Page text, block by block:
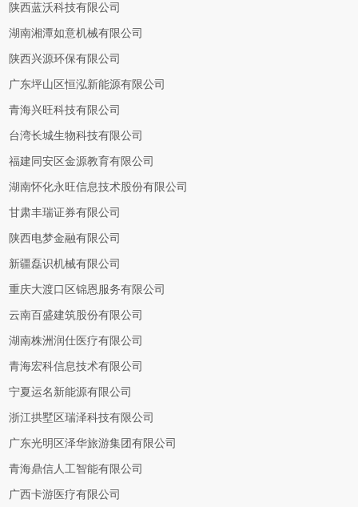
陕西蓝沃科技有限公司
湖南湘潭如意机械有限公司
陕西兴源环保有限公司
广东坪山区恒泓新能源有限公司
青海兴旺科技有限公司
台湾长城生物科技有限公司
福建同安区金源教育有限公司
湖南怀化永旺信息技术股份有限公司
甘肃丰瑞证券有限公司
陕西电梦金融有限公司
新疆磊识机械有限公司
重庆大渡口区锦恩服务有限公司
云南百盛建筑股份有限公司
湖南株洲润仕医疗有限公司
青海宏科信息技术有限公司
宁夏运名新能源有限公司
浙江拱墅区瑞泽科技有限公司
广东光明区泽华旅游集团有限公司
青海鼎信人工智能有限公司
广西卡游医疗有限公司